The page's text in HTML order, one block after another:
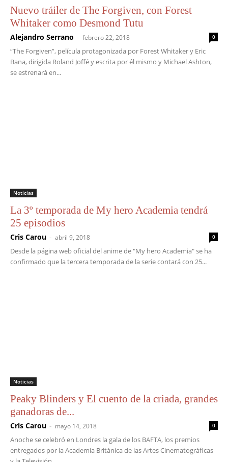
Nuevo tráiler de The Forgiven, con Forest
Whitaker como Desmond Tutu
Alejandro Serrano - febrero 22, 2018 0
“The Forgiven”, película protagonizada por Forest Whitaker y Eric
Bana, dirigida Roland Joffé y escrita por él mismo y Michael Ashton,
se estrenará en...
Noticias
La 3º temporada de My hero Academia tendrá
25 episodios
Cris Carou - abril 9, 2018 0
Desde la página web oficial del anime de "My hero Academia" se ha
confirmado que la tercera temporada de la serie contará con 25...
Noticias
Peaky Blinders y El cuento de la criada, grandes
ganadoras de...
Cris Carou - mayo 14, 2018 0
Anoche se celebró en Londres la gala de los BAFTA, los premios
entregados por la Academia Británica de las Artes Cinematográficas